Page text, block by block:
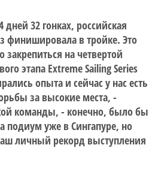
32 гонках, российская
финишировала в тройке. Это
на четвертой
этапа Extreme Sailing Series
опыта и сейчас у нас есть
за высокие места, -
команды, - конечно, было бы
подиум уже в Сингапуре, но
личный рекорд выступления